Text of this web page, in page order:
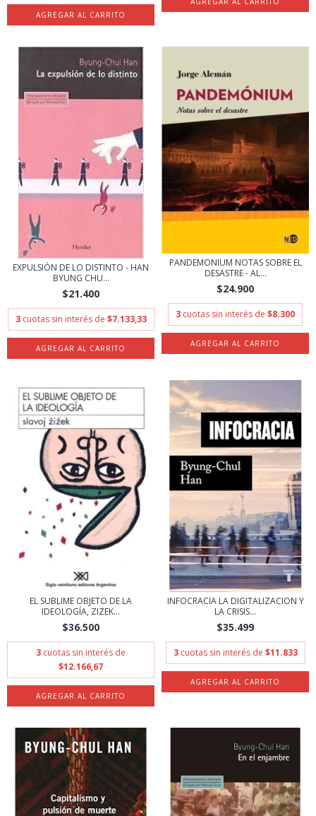
EXPULSIÓN DE LO DISTINTO - HAN
BYUNG CHU...
$21.400
3 cuotas sin interés de $7.133,33
PANDEMONIUM NOTAS SOBRE EL
DESASTRE - AL...
$24.900
3 cuotas sin interés de $8.300
EL SUBLIME OBJETO DE LA
IDEOLOGÍA, ZIZEK...
$36.500
3 cuotas sin interés de
$12.166,67
INFOCRACIA LA DIGITALIZACION Y
LA CRISIS...
$35.499
3 cuotas sin interés de $11.833